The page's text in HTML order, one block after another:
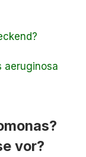
aeruginosa
vor?